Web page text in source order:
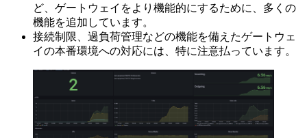
ど、ゲートウェイをより機能的にするために、多くの
機能を追加しています。
接続制限、過負荷管理などの機能を備えたゲートウェ
イの本番環境への対応には、特に注意払っています。